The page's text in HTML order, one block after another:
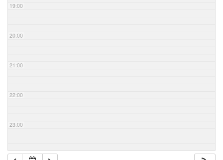
19:00
20:00
21:00
22:00
23:00